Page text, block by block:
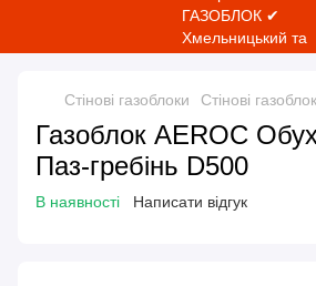
Стінові газоблоки Стінові
Газоблок AEROC
Паз-гребінь D500
В наявності Написати відгук